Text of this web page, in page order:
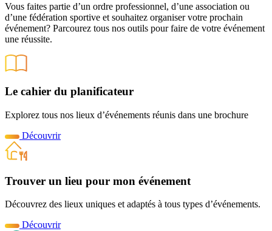
Vous faites partie d’un ordre professionnel, d’une association ou
d’une fédération sportive et souhaitez organiser votre prochain
événement? Parcourez tous nos outils pour faire de votre événement
une réussite.
Le cahier du planificateur
Explorez tous nos lieux d’événements réunis dans une brochure
Découvrir
Trouver un lieu pour mon événement
Découvrez des lieux uniques et adaptés à tous types d’événements.
Découvrir